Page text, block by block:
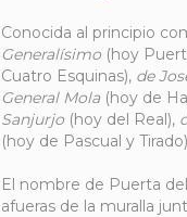
Conocida al principio
Generalísimo (hoy
Cuatro Esquinas), de
General Mola (hoy de
Sanjurjo (hoy del Real),
(hoy de Pascual y
El nombre de Puerta
afueras de la muralla